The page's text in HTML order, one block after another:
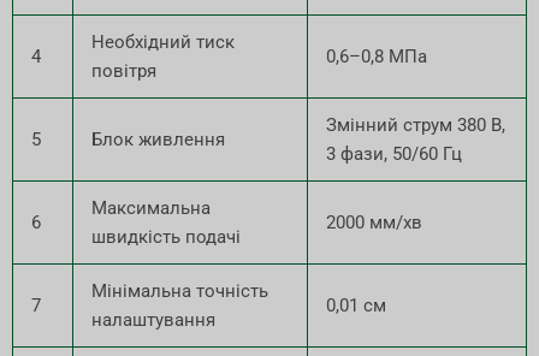
4
Необхідний тиск
повітря
0,6–0,8 МПа
5 Блок живлення
Змінний струм 380 В,
3 фази, 50/60 Гц
6
Максимальна
швидкість подачі
2000 мм/хв
7
Мінімальна точність
налаштування
0,01 см